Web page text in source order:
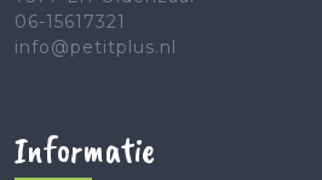
06-15617321
info@petitplus.nl
Informatie